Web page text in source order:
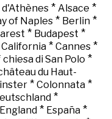
* Alsace *
of Naples * Berlin *
* Budapest *
California* Cannes*
chiesa di San Polo *
du Haut-
* Colonnata *
*
England* España*